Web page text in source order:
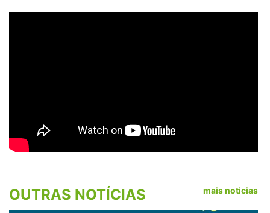
OUTRAS NOTÍCIAS mais noticias